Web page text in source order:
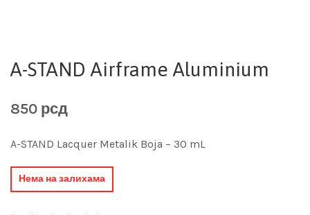
A-STAND Airframe Aluminium
850 рсд
A-STAND Lacquer Metalik Boja – 30 mL
Нема на залихама